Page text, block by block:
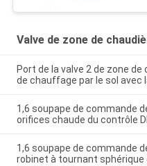
Valve de zone de
Port de la valve 2 de zone
de chauffage par le sol avec
1,6 soupape de commande
orifices chaude du contrôle
1,6 soupape de commande
robinet à tournant sphérique